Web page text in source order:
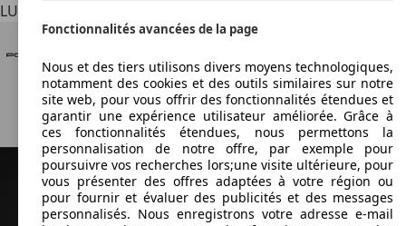
LU 8440
Fonctionnalités avancées de la page
Nous et des tiers utilisons divers moyens technologiques,
notamment des cookies et des outils similaires sur notre
site web, pour vous offrir des fonctionnalités étendues et
garantir une expérience utilisateur améliorée. Grâce à
ces fonctionnalités étendues, nous permettons la
personnalisation de notre offre, par exemple pour
poursuivre vos recherches lors;une visite ultérieure, pour
vous présenter des offres adaptées à votre région ou
pour fournir et évaluer des publicités et des messages
personnalisés. Nous enregistrons votre adresse e-mail